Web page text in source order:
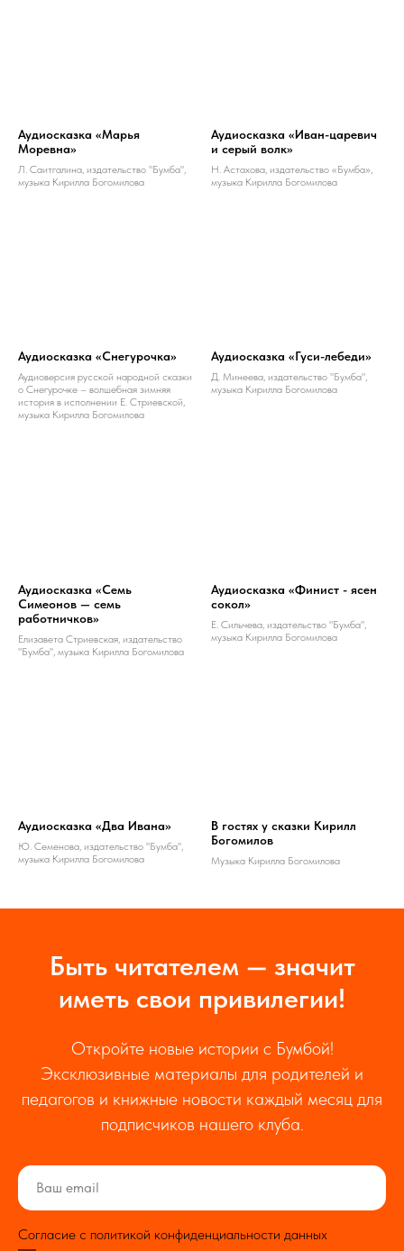
Аудиосказка «Марья
Моревна»
Л. Саитгалина, издательство "Бумба",
музыка Кирилла Богомилова
Аудиосказка «Иван-царевич
и серый волк»
Н. Астахова, издательство «Бумба»,
музыка Кирилла Богомилова
Аудиосказка «Снегурочка»
Аудиоверсия русской народной сказки
о Снегурочке – волшебная зимняя
история в исполнении Е. Стриевской,
музыка Кирилла Богомилова
Аудиосказка «Гуси-лебеди»
Д. Минеева, издательство "Бумба",
музыка Кирилла Богомилова
Аудиосказка «Семь
Симеонов — семь
работничков»
Елизавета Стриевская, издательство
"Бумба", музыка Кирилла Богомилова
Аудиосказка «Финист - ясен
сокол»
Е. Сильчева, издательство "Бумба",
музыка Кирилла Богомилова
Аудиосказка «Два Ивана»
Ю. Семенова, издательство "Бумба",
музыка Кирилла Богомилова
В гостях у сказки Кирилл
Богомилов
Музыка Кирилла Богомилова
Быть читателем — значит
иметь свои привилегии!
Откройте новые истории с Бумбой!
Эксклюзивные материалы для родителей и
педагогов и книжные новости каждый месяц для
подписчиков нашего клуба.
Согласие с политикой конфиденциальности данных